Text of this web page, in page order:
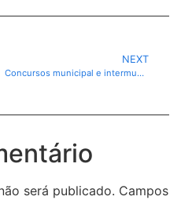
NEXT
Concursos municipal e intermunicipal de quadrilhas definem campeãs de 2026
será publicado. Campos